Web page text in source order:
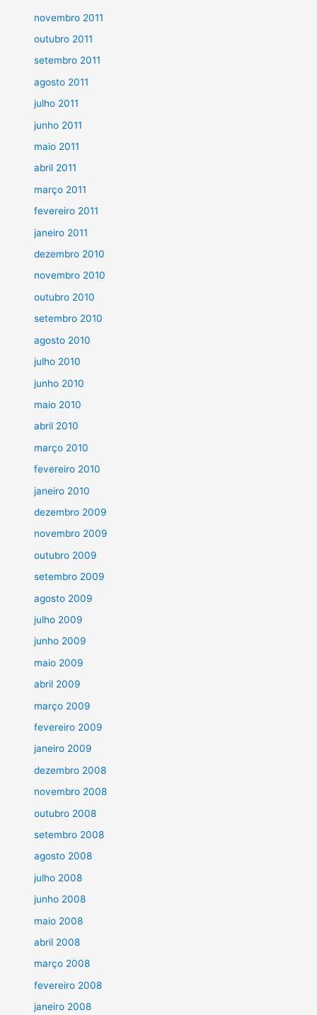
novembro 2011
outubro 2011
setembro 2011
agosto 2011
julho 2011
junho 2011
maio 2011
abril 2011
março 2011
fevereiro 2011
janeiro 2011
dezembro 2010
novembro 2010
outubro 2010
setembro 2010
agosto 2010
julho 2010
junho 2010
maio 2010
abril 2010
março 2010
fevereiro 2010
janeiro 2010
dezembro 2009
novembro 2009
outubro 2009
setembro 2009
agosto 2009
julho 2009
junho 2009
maio 2009
abril 2009
março 2009
fevereiro 2009
janeiro 2009
dezembro 2008
novembro 2008
outubro 2008
setembro 2008
agosto 2008
julho 2008
junho 2008
maio 2008
abril 2008
março 2008
fevereiro 2008
janeiro 2008